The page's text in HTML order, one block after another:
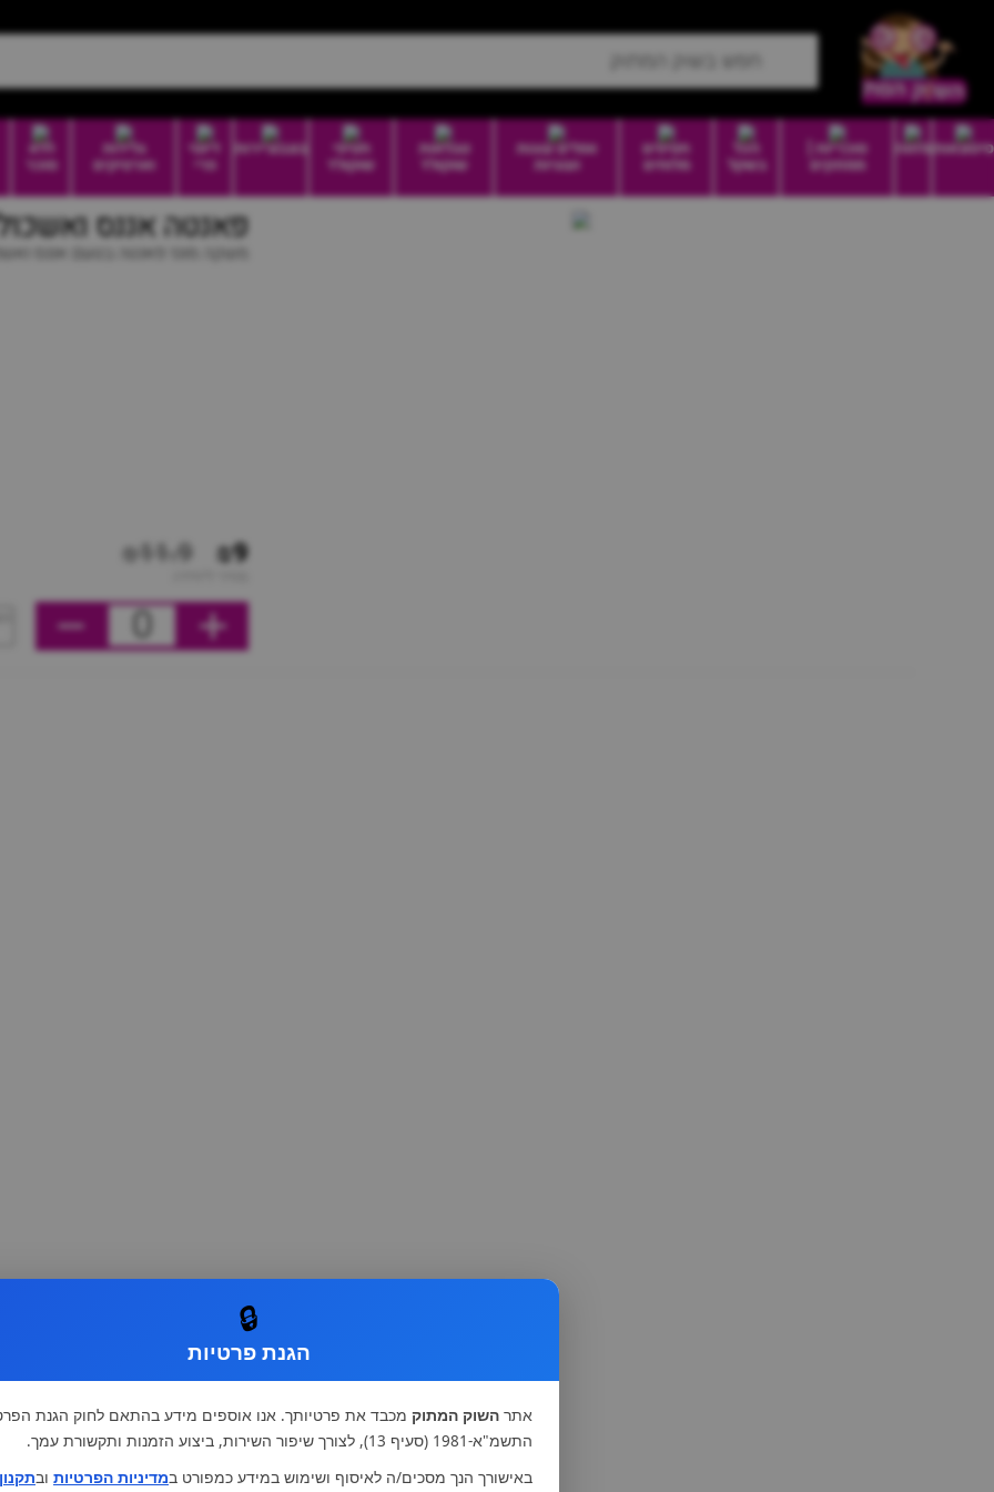
סיטונאותמזווה
סוכריות |
ממתקים
הכל
בשקל
חטיפים
מלוחים
וופלים עוגות
ועוגיות
טבלאות
שוקולד
חטיפי
שוקולד
בונבוניירות
דיוטי
פרי
גלידות
וארטיקים
ללא
סוכר
פאנטה אננס
משקה מוגז פאנטה בטעם אננס
₪9
₪11.9
0
🔒
הגנת פרטיות
אתר השוק המתוק מכבד את פרטיותך. אנו אוספים מידע בהתאם לחוק הגנת
התשמ"א-1981 (סעיף 13), לצורך שיפור השירות, ביצוע הזמנות ותקשורת עמך.
באישורך הנך מסכים/ה לאיסוף ושימוש במידע כמפורט במדיניות הפרטיות ובתקנון